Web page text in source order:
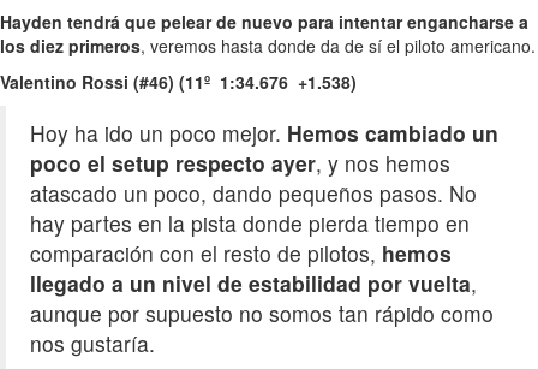
Hayden tendrá que pelear de nuevo para intentar engancharse a
los diez primeros, veremos hasta donde da de sí el piloto americano.
Valentino Rossi (#46) (11º 1:34.676 +1.538)
Hoy ha ido un poco mejor. Hemos cambiado un
poco el setup respecto ayer, y nos hemos
atascado un poco, dando pequeños pasos. No
hay partes en la pista donde pierda tiempo en
comparación con el resto de pilotos, hemos
llegado a un nivel de estabilidad por vuelta,
aunque por supuesto no somos tan rápido como
nos gustaría.